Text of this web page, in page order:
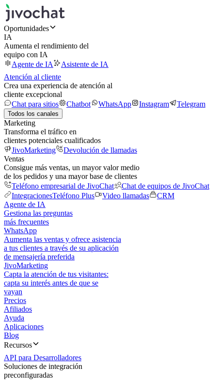
Oportunidades
IA
Aumenta el rendimiento del
equipo con IA
Agente de IA
Asistente de IA
Atención al cliente
Crea una experiencia de atención al
cliente excepcional
Chat para sitios
Chatbot WhatsApp Instagram Telegram
Todos los canales
Marketing
Transforma el tráfico en
clientes potenciales cualificados
JivoMarketing
Devolución de llamadas
Ventas
Consigue más ventas, un mayor valor medio
de los pedidos y una mayor base de clientes
Teléfono empresarial de JivoChat
Chat de equipos de JivoChat
IntegracionesTeléfono Plus Video llamadas
CRM
Agente de IA
Gestiona las preguntas
más frecuentes
WhatsApp
Aumenta las ventas y ofrece asistencia
a tus clientes a través de su aplicación
de mensajería preferida
JivoMarketing
Capta la atención de tus visitantes:
capta su interés antes de que se
vayan
Precios
Afiliados
Ayuda
Aplicaciones
Blog
Recursos
API para Desarrolladores
Soluciones de integración
preconfiguradas